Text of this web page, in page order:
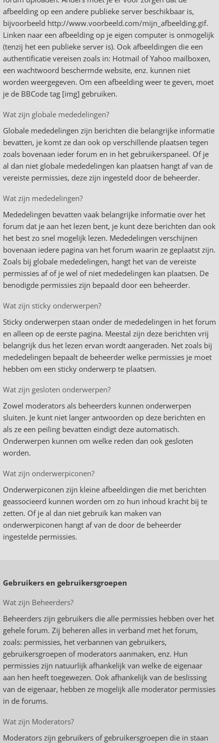
afbeelding op een andere publieke server beschikbaar is,
bijvoorbeeld http://www.voorbeeld.com/mijn_afbeelding.gif.
Linken naar een afbeelding op je eigen computer is onmogelijk
(tenzij het een publieke server is). Ook afbeeldingen die een
authentificatie vereisen zoals in: Hotmail of Yahoo mailboxen,
een wachtwoord beschermde website, enz. kunnen niet
worden weergegeven. Om een afbeelding weer te geven, moet
je de BBCode tag [img] gebruiken.
Wat zijn globale mededelingen?
Globale mededelingen zijn berichten die belangrijke informatie
bevatten, je komt ze dan ook op verschillende plaatsen tegen
zoals bovenaan ieder forum en in het gebruikerspaneel. Of je
al dan niet globale mededelingen kan plaatsen hangt af van de
vereiste permissies, deze zijn ingesteld door de beheerder.
Wat zijn mededelingen?
Mededelingen bevatten vaak belangrijke informatie over het
forum dat je aan het lezen bent, je kunt deze berichten dan ook
het best zo snel mogelijk lezen. Mededelingen verschijnen
bovenaan iedere pagina van het forum waarin ze geplaatst zijn.
Zoals bij globale mededelingen, hangt het van de vereiste
permissies af of je wel of niet mededelingen kan plaatsen. De
benodigde permissies zijn bepaald door een beheerder.
Wat zijn sticky onderwerpen?
Sticky onderwerpen staan onder de mededelingen in het forum
en alleen op de eerste pagina. Meestal zijn deze berichten vrij
belangrijk dus het lezen ervan wordt aangeraden. Net zoals bij
mededelingen bepaalt de beheerder welke permissies je moet
hebben om een sticky onderwerp te plaatsen.
Wat zijn gesloten onderwerpen?
Zowel moderators als beheerders kunnen onderwerpen
sluiten. Je kunt niet langer antwoorden op deze berichten en
als ze een peiling bevatten eindigt deze automatisch.
Onderwerpen kunnen om welke reden dan ook gesloten
worden.
Wat zijn onderwerpiconen?
Onderwerpiconen zijn kleine afbeeldingen die met berichten
geassocieerd kunnen worden om zo hun inhoud kracht bij te
zetten. Of je al dan niet gebruik kan maken van
onderwerpiconen hangt af van de door de beheerder
ingestelde permissies.
Gebruikers en gebruikersgroepen
Wat zijn Beheerders?
Beheerders zijn gebruikers die alle permissies hebben over het
gehele forum. Zij beheren alles in verband met het forum,
zoals: permissies, het verbannen van gebruikers,
gebruikersgroepen of moderators aanmaken, enz. Hun
permissies zijn natuurlijk afhankelijk van welke de eigenaar
aan hen heeft toegewezen. Ook afhankelijk van de beslissing
van de eigenaar, hebben ze mogelijk alle moderator permissies
in de forums.
Wat zijn Moderators?
Moderators zijn gebruikers of gebruikersgroepen die in staan